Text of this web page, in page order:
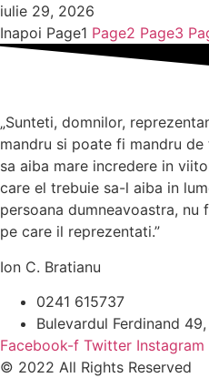
iulie 29, 2026
Inapoi Page1 Page2 Page3
„Sunteti, domnilor,
mandru si poate fi mandru
sa aiba mare incredere in
care el trebuie sa-l aiba in
persoana dumneavoastra,
pe care il reprezentati.”
Ion C. Bratianu
0241 615737
Bulevardul Ferdinand
Facebook-f Twitter Instagram
© 2022 All Rights Reserved